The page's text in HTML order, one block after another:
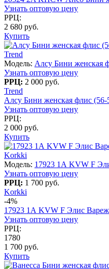
Узнать оптовую цену
РРЦ:
2 680 руб.
Купить
Trend
Модель: Алсу Бини женская
Узнать оптовую цену
РРЦ: 2 000 руб.
Trend
Алсу Бини женская флис (56-
Узнать оптовую цену
РРЦ:
2 000 руб.
Купить
Korkki
Модель: 17923 1А KVW F
Узнать оптовую цену
РРЦ: 1 700 руб.
Korkki
-4%
17923 1А KVW F Элис
Узнать оптовую цену
РРЦ:
1780
1 700 руб.
Купить